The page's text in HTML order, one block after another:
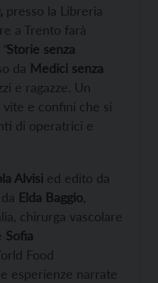
presso la Libreria
a Trento farà
“Storie senza
da Medici senza
e ragazze. Un
e confini che si
di operatrici e
Alvisi ed edito da
Elda Baggio
chirurga vascolare
Sofia
Food
esperienze narrate